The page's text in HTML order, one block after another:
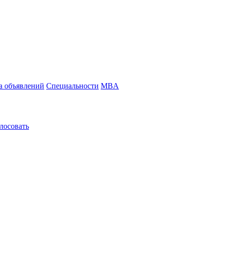
объявлений Специальности MBA